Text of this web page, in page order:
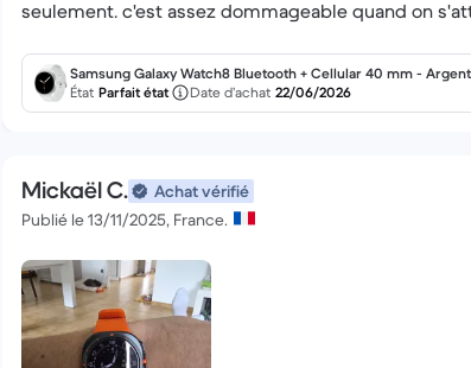
seulement. c'est assez dommageable quand on
Samsung Galaxy Watch8 Bluetooth + Cellular 40 mm - Argent
État Parfait état Date d’achat 22/06/2026
Mickaël C.
Achat vérifié
Publié le 13/11/2025, France.